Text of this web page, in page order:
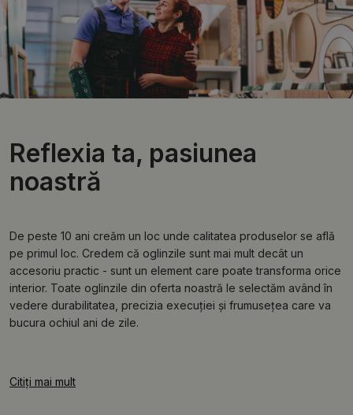
Reflexia ta, pasiunea
noastră
De peste 10 ani creăm un loc unde calitatea produselor se află
pe primul loc. Credem că oglinzile sunt mai mult decât un
accesoriu practic - sunt un element care poate transforma orice
interior. Toate oglinzile din oferta noastră le selectăm având în
vedere durabilitatea, precizia execuției și frumusețea care va
bucura ochiul ani de zile.
Citiți mai mult